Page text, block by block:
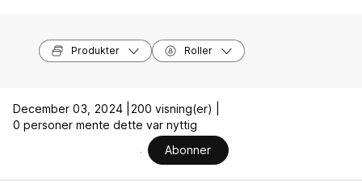
Produkter Roller
December 03, 2024 |
200 visning(er) |
0 personer mente dette var nyttig
Abonner